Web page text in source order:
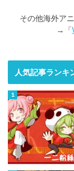
その他海外ア
→「
人気記事ランキ